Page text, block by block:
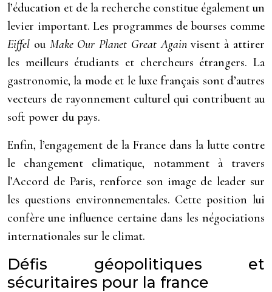
l’éducation et de la recherche constitue également un
levier important. Les programmes de bourses comme
Eiffel ou Make Our Planet Great Againvisent à attirer
les meilleurs étudiants et chercheurs étrangers. La
gastronomie, la mode et le luxe français sont d’autres
vecteurs de rayonnement culturel qui contribuent au
soft power du pays.
Enfin, l’engagement de la France dans la lutte contre
le changement climatique, notamment à travers
l’Accord de Paris, renforce son image de leader sur
les questions environnementales. Cette position lui
confère une influence certaine dans les négociations
internationales sur le climat.
Défis géopolitiques et
sécuritaires pour la france